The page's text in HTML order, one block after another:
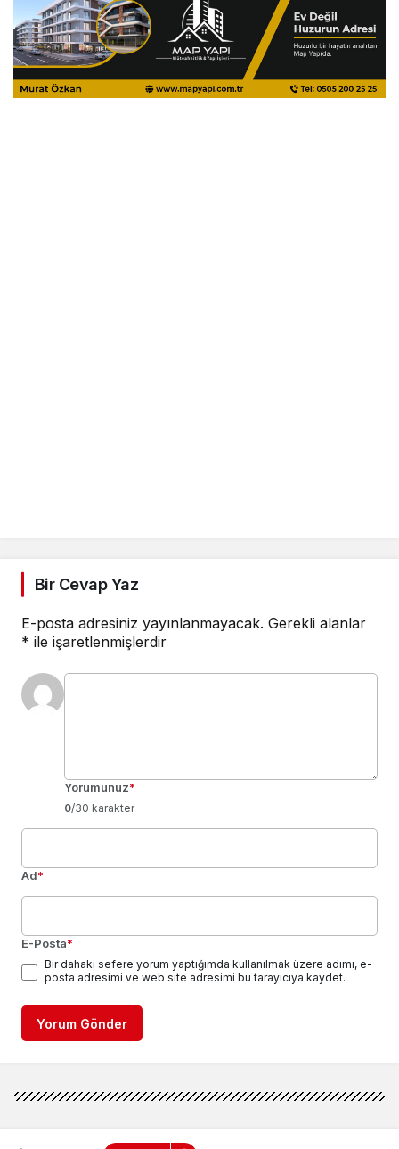
Bir Cevap Yaz
E-posta adresiniz yayınlanmayacak. Gerekli alanlar
* ile işaretlenmişlerdir
Yorumunuz*
0/30 karakter
Ad*
E-Posta*
Bir dahaki sefere yorum yaptığımda kullanılmak üzere adımı, e-
posta adresimi ve web site adresimi bu tarayıcıya kaydet.
Yorum Gönder